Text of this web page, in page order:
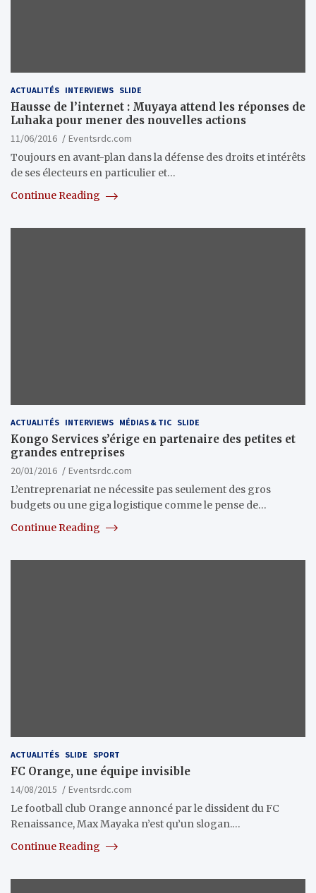
ACTUALITÉS INTERVIEWS SLIDE
Hausse de l’internet : Muyaya attend les réponses de
Luhaka pour mener des nouvelles actions
11/06/2016
Eventsrdc.com
Toujours en avant-plan dans la défense des droits et intérêts
de ses électeurs en particulier et…
Continue Reading
ACTUALITÉS INTERVIEWS MÉDIAS & TIC SLIDE
Kongo Services s’érige en partenaire des petites et
grandes entreprises
20/01/2016
Eventsrdc.com
L’entreprenariat ne nécessite pas seulement des gros
budgets ou une giga logistique comme le pense de…
Continue Reading
ACTUALITÉS SLIDE SPORT
FC Orange, une équipe invisible
14/08/2015
Eventsrdc.com
Le football club Orange annoncé par le dissident du FC
Renaissance, Max Mayaka n’est qu’un slogan.…
Continue Reading